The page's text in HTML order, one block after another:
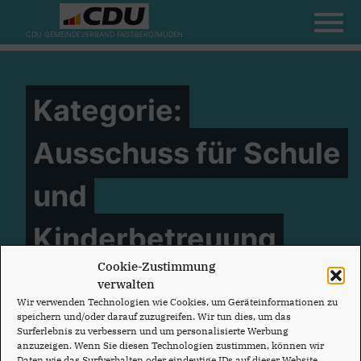
Cookie-Zustimmung
verwalten
Wir verwenden Technologien wie Cookies, um Geräteinformationen zu
speichern und/oder darauf zuzugreifen. Wir tun dies, um das
Surferlebnis zu verbessern und um personalisierte Werbung
anzuzeigen. Wenn Sie diesen Technologien zustimmen, können wir
CDU GEMEINDEVERBAND FASSBERG/MÜDEN
Kategorie:
Ausschuss für Schule
und
Kinderbetreuung
CDU Niedersachsen